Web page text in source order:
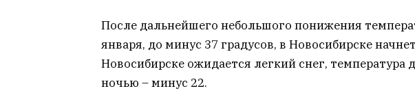
После дальнейшего небольшого понижения
января, до минус 37 градусов, в Новосибирске
Новосибирске ожидается легкий снег, температура
ночью – минус 22.